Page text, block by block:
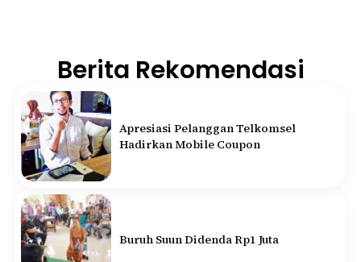
Berita Rekomendasi
Apresiasi Pelanggan Telkomsel
Hadirkan Mobile Coupon
Buruh Suun Didenda Rp1 Juta